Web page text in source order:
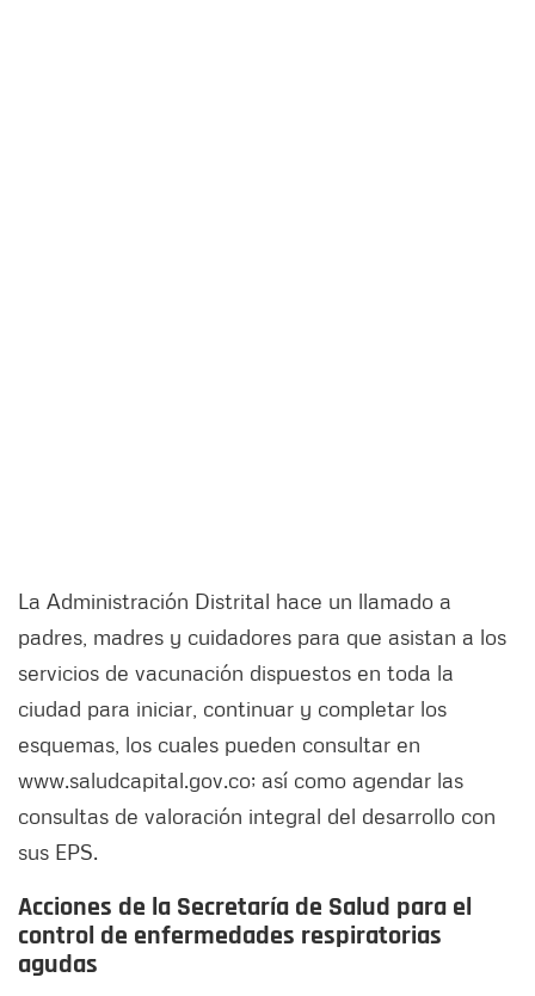
La Administración Distrital hace un llamado a
padres, madres y cuidadores para que asistan a los
servicios de vacunación dispuestos en toda la
ciudad para iniciar, continuar y completar los
esquemas, los cuales pueden consultar en
www.saludcapital.gov.co; así como agendar las
consultas de valoración integral del desarrollo con
sus EPS.
Acciones de la Secretaría de Salud para el
control de enfermedades respiratorias
agudas